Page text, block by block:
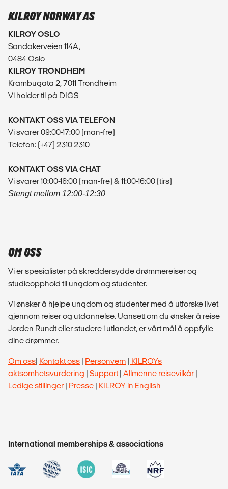
KILROY NORWAY AS
KILROY OSLO
Sandakerveien 114A,
0484 Oslo
KILROY TRONDHEIM
Krambugata 2, 7011 Trondheim
Vi holder til på DIGS
KONTAKT OSS VIA TELEFON
Vi svarer 09:00-17:00 (man-fre)
Telefon: (+47) 2310 2310
KONTAKT OSS VIA CHAT
Vi svarer 10:00-16:00 (man-fre) & 11:00-16:00 (tirs)
Stengt mellom 12:00-12:30
OM OSS
Vi er spesialister på skreddersydde drømmereiser og
studieopphold til ungdom og studenter.
Vi ønsker å hjelpe ungdom og studenter med å utforske livet
gjennom reiser og utdannelse. Uansett om du ønsker å reise
Jorden Rundt eller studere i utlandet, er vårt mål å oppfylle
dine drømmer.
Om oss| Kontakt oss | Personvern | KILROYs
aktsomhetsvurdering | Support| Allmenne reisevilkår |
Ledige stillinger | Presse | KILROY in English
International memberships & associations